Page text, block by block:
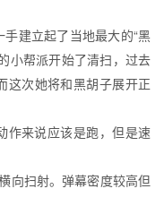
建立起了当地最大的“黑
小帮派开始了清扫，过去
这次她将和黑胡子展开正
作来说应该是跑，但是速
向扫射。弹幕密度较高但